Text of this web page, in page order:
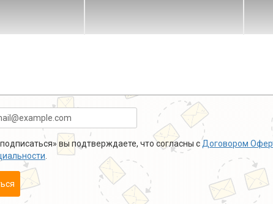
вы подтверждаете, что согласны с Договором